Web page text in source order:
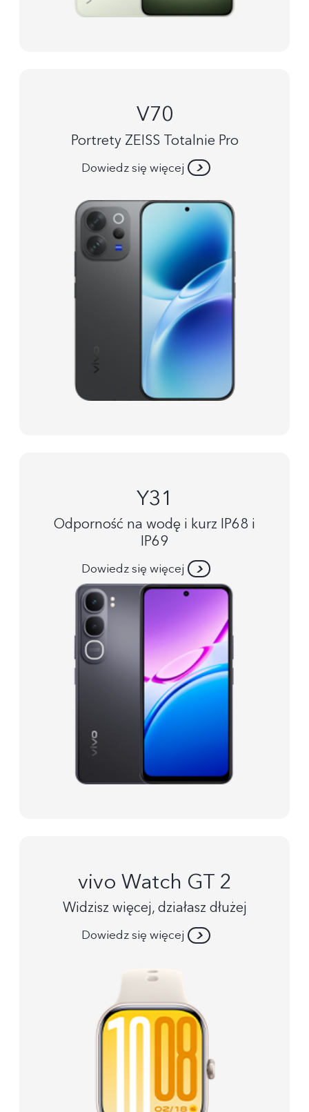
V70
Portrety ZEISS Totalnie Pro
Dowiedz się więcej
Y31
Odporność na wodę i kurz IP68 i
IP69
Dowiedz się więcej
vivo Watch GT 2
Widzisz więcej, działasz dłużej
Dowiedz się więcej